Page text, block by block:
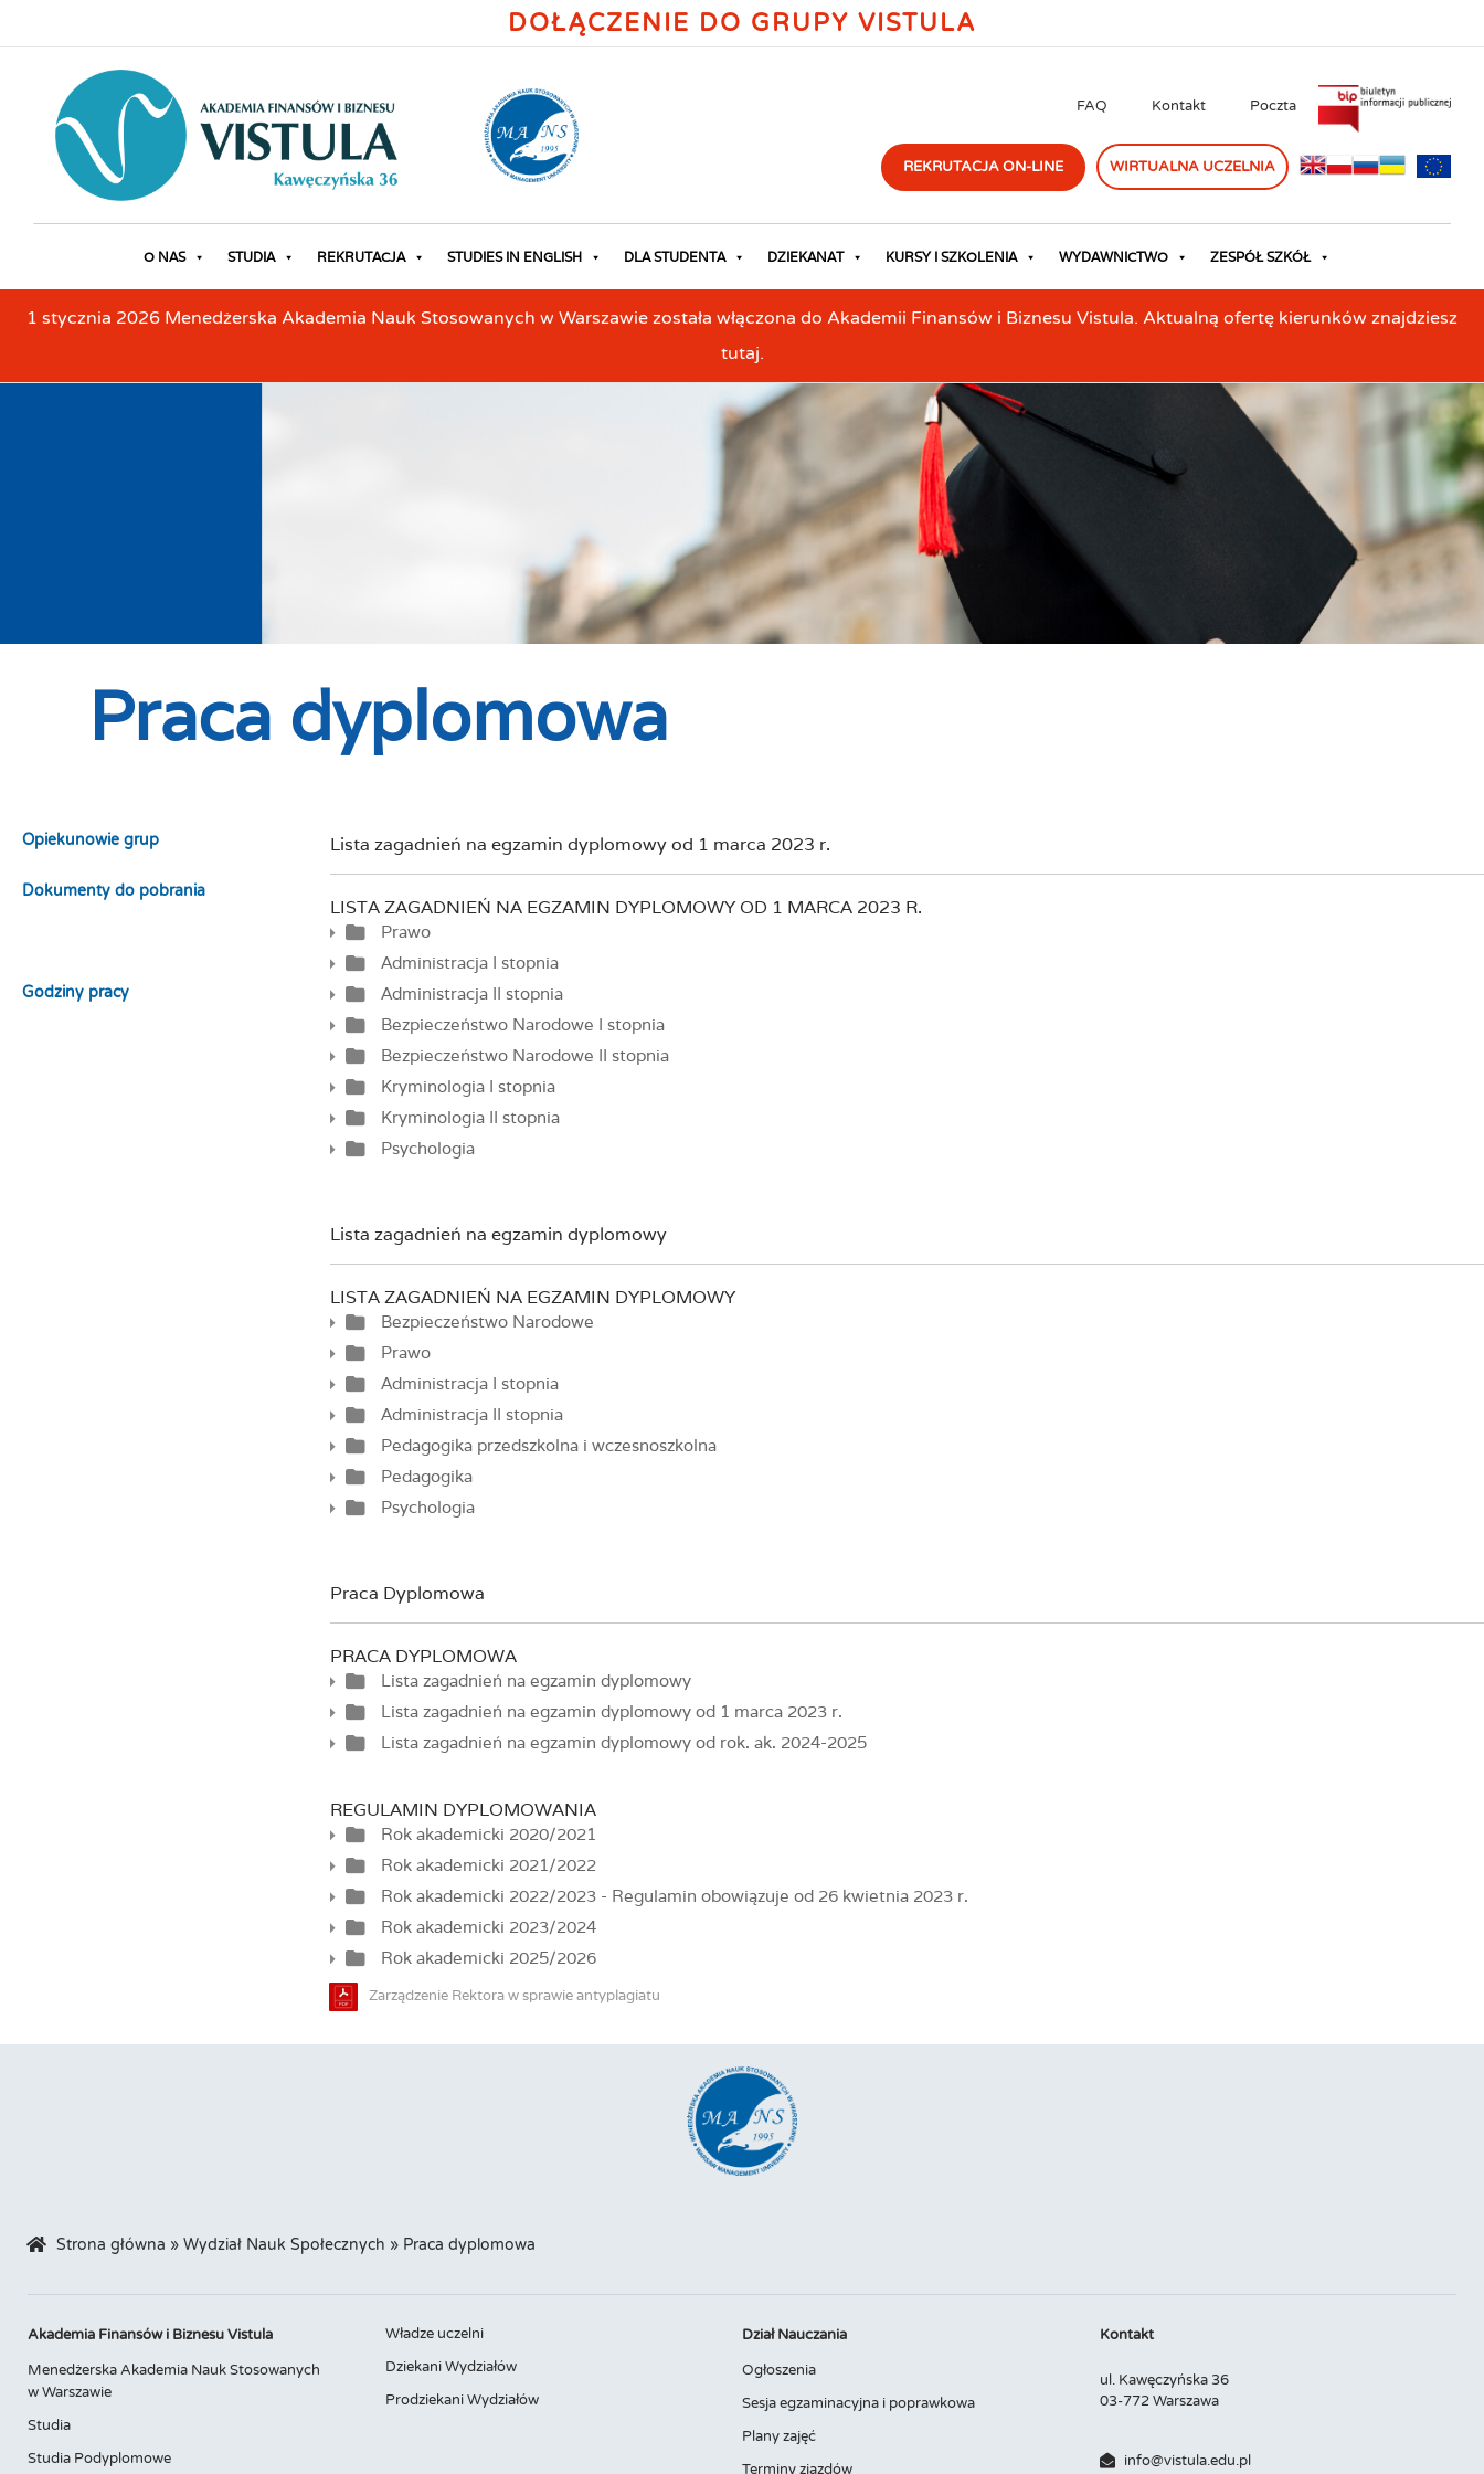
DOŁĄCZENIE DO GRUPY VISTULA
FAQ Kontakt Poczta
REKRUTACJA ON-LINE WIRTUALNA UCZELNIA
O NAS STUDIA REKRUTACJA STUDIES IN ENGLISH DLA STUDENTA DZIEKANAT KURSY I SZKOLENIA WYDAWNICTWO ZESPÓŁ SZKÓŁ
1 stycznia 2026 Menedżerska Akademia Nauk Stosowanych w Warszawie została włączona do Akademii Finansów i Biznesu Vistula. Aktualną ofertę kierunków znajdziesz
tutaj.
Praca dyplomowa
Opiekunowie grup
Dokumenty do pobrania
Godziny pracy
Lista zagadnień na egzamin dyplomowy od 1 marca 2023 r.
LISTA ZAGADNIEŃ NA EGZAMIN DYPLOMOWY OD 1 MARCA 2023 R.
Prawo
Administracja I stopnia
Administracja II stopnia
Bezpieczeństwo Narodowe I stopnia
Bezpieczeństwo Narodowe II stopnia
Kryminologia I stopnia
Kryminologia II stopnia
Psychologia
Lista zagadnień na egzamin dyplomowy
LISTA ZAGADNIEŃ NA EGZAMIN DYPLOMOWY
Bezpieczeństwo Narodowe
Prawo
Administracja I stopnia
Administracja II stopnia
Pedagogika przedszkolna i wczesnoszkolna
Pedagogika
Psychologia
Praca Dyplomowa
PRACA DYPLOMOWA
Lista zagadnień na egzamin dyplomowy
Lista zagadnień na egzamin dyplomowy od 1 marca 2023 r.
Lista zagadnień na egzamin dyplomowy od rok. ak. 2024-2025
REGULAMIN DYPLOMOWANIA
Rok akademicki 2020/2021
Rok akademicki 2021/2022
Rok akademicki 2022/2023 - Regulamin obowiązuje od 26 kwietnia 2023 r.
Rok akademicki 2023/2024
Rok akademicki 2025/2026
Zarządzenie Rektora w sprawie antyplagiatu
Strona główna » Wydział Nauk Społecznych » Praca dyplomowa
Akademia Finansów i Biznesu Vistula
Menedżerska Akademia Nauk Stosowanych
w Warszawie
Studia
Studia Podyplomowe
Władze uczelni
Dziekani Wydziałów
Prodziekani Wydziałów
Dział Nauczania
Ogłoszenia
Sesja egzaminacyjna i poprawkowa
Plany zajęć
Terminy zjazdów
Kontakt
ul. Kawęczyńska 36
03-772 Warszawa
info@vistula.edu.pl